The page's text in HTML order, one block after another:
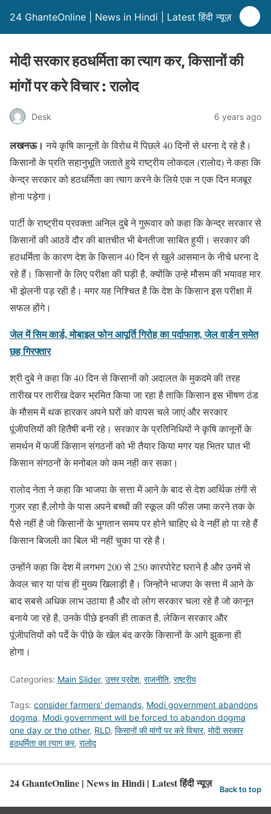
24 GhanteOnline | News in Hindi | Latest हिंदी न्यूज़
मोदी सरकार हठधर्मिता का त्याग कर, किसानों की
मांगों पर करे विचार : रालोद
Desk 6 years ago
लखनऊ। नये कृषि कानूनों के विरोध में पिछले 40 दिनों से धरना दे रहे है।
किसानों के प्रति सहानुभूति जताते हुये राष्ट्रीय लोकदल (रालाेद) ने कहा कि
केन्द्र सरकार को हठधर्मिता का त्याग करने के लिये एक न एक दिन मजबूर
होना पड़ेगा।
पार्टी के राष्ट्रीय प्रवक्ता अनिल दुबे ने गुरूवार को कहा कि केन्द्र सरकार से
किसानों की आठवें दौर की बातचीत भी बेनतीजा साबित हुयी। सरकार की
हठधर्मिता के कारण देश के किसान 40 दिन से खुले आसमान के नीचे धरना दे
रहे हैं। किसानों के लिए परीक्षा की घड़ी है, क्योंकि उन्हे मौसम की भयावह मार
भी झेलनी पड़ रही है। मगर यह निश्चित है कि देश के किसान इस परीक्षा में
सफल होंगे।
जेल में सिम कार्ड, मोबाइल फोन आपूर्ति गिरोह का पर्दाफाश, जेल वार्डन समेत
छह गिरफ्तार
श्री दुबे ने कहा कि 40 दिन से किसानों को अदालत के मुकदमे की तरह
तारीख पर तारीख देकर भ्रमित किया जा रहा है ताकि किसान इस भीषण ठंड
के मौसम में थक हारकर अपने घरों को वापस चले जाएं और सरकार
पूंजीपतियों की हितैषी बनी रहे। सरकार के प्रतिनिधियों ने कृषि कानूनों के
समर्थन में फर्जी किसान संगठनों को भी तैयार किया मगर यह भितर घात भी
किसान संगठनों के मनोबल को कम नही कर सका।
रालोद नेता ने कहा कि भाजपा के सत्ता में आने के बाद से देश आर्थिक तंगी से
गुजर रहा है,लोगो के पास अपने बच्चों की स्कूल की फीस जमा करने तक के
पैसे नहीं है जो किसानों के भुगतान समय पर होने चाहिए थे वे नहीं हो पा रहे हैं
किसान बिजली का बिल भी नहीं चुका पा रहे है।
उन्होंने कहा कि देश में लगभग 200 से 250 कारपोरेट घराने है और उनमें से
केवल चार या पांच ही मुख्य खिलाड़ी है। जिन्होंने भाजपा के सत्ता में आने के
बाद सबसे अधिक लाभ उठाया है और वो लोग सरकार चला रहे है जो कानून
बनाये जा रहे है, उनके पीछे इनकी ही ताकत है, लेकिन सरकार और
पूंजीपतियों को पर्दे के पीछे के खेल बंद करके किसानों के आगे झुकना ही
होगा।
Categories: Main Slider, उत्तर प्रदेश, राजनीति, राष्ट्रीय
Tags: consider farmers' demands, Modi government abandons
dogma, Modi government will be forced to abandon dogma
one day or the other, RLD, किसानों की मांगों पर करे विचार, मोदी सरकार
हठधर्मिता का त्याग कर, रालोद
24 GhanteOnline | News in Hindi | Latest हिंदी न्यूज़ Back to top